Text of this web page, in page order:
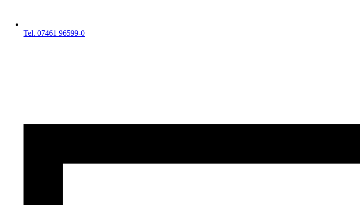
Tel. 07461 96599-0